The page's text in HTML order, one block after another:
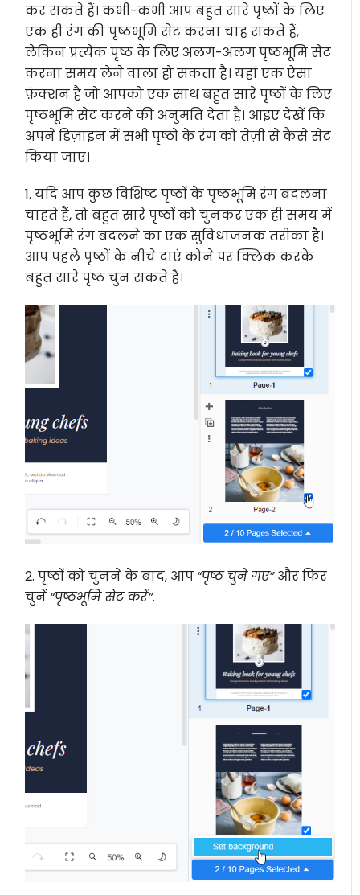
कर सकते हैं। कभी-कभी आप बहुत सारे पृष्ठों के लिए
एक ही रंग की पृष्ठभूमि सेट करना चाह सकते हैं,
लेकिन प्रत्येक पृष्ठ के लिए अलग-अलग पृष्ठभूमि सेट
करना समय लेने वाला हो सकता है। यहां एक ऐसा
फ़ंक्शन है जो आपको एक साथ बहुत सारे पृष्ठों के लिए
पृष्ठभूमि सेट करने की अनुमति देता है। आइए देखें कि
अपने डिज़ाइन में सभी पृष्ठों के रंग को तेज़ी से कैसे सेट
किया जाए।
1. यदि आप कुछ विशिष्ट पृष्ठों के पृष्ठभूमि रंग बदलना
चाहते हैं, तो बहुत सारे पृष्ठों को चुनकर एक ही समय में
पृष्ठभूमि रंग बदलने का एक सुविधाजनक तरीका है।
आप पहले पृष्ठों के नीचे दाएं कोने पर क्लिक करके
बहुत सारे पृष्ठ चुन सकते हैं।
2. पृष्ठों को चुनने के बाद, आप “पृष्ठ चुने गए”और फिर
चुनें “पृष्ठभूमि सेट करें”.